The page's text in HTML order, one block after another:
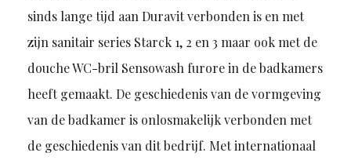
sinds lange tijd aan Duravit verbonden is en met
zijn sanitair series Starck 1, 2 en 3 maar ook met de
douche WC-bril Sensowash furore in de badkamers
heeft gemaakt. De geschiedenis van de vormgeving
van de badkamer is onlosmakelijk verbonden met
de geschiedenis van dit bedrijf. Met internationaal